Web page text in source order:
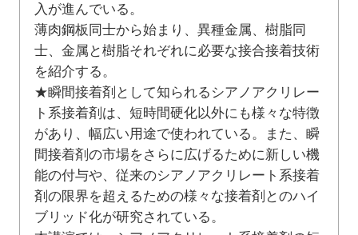
入が進んでいる。
薄肉鋼板同士から始まり、異種金属、樹脂同
士、金属と樹脂それぞれに必要な接合接着技術
を紹介する。
★瞬間接着剤として知られるシアノアクリレー
ト系接着剤は、短時間硬化以外にも様々な特徴
があり、幅広い用途で使われている。また、瞬
間接着剤の市場をさらに広げるために新しい機
能の付与や、従来のシアノアクリレート系接着
剤の限界を超えるための様々な接着剤とのハイ
ブリッド化が研究されている。